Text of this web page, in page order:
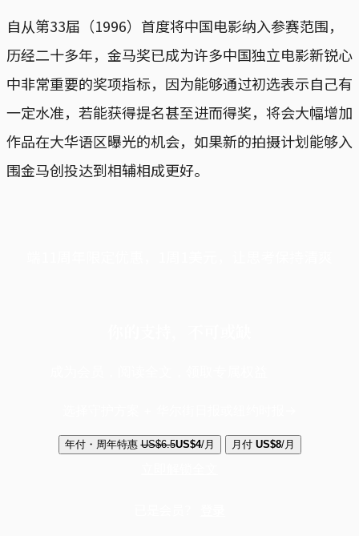
自从第33届（1996）首度将中国电影纳入参赛范围，
历经二十多年，金马奖已成为许多中国独立电影新锐心
中非常重要的奖项指标，因为能够通过初选表示自己有
一定水准，若能获得提名甚至进而得奖，将会大幅增加
作品在大华语区曝光的机会，如果新的拍摄计划能够入
围金马创投达到相辅相成更好。
年付・周年特惠 US$6.5US$4/月 月付 US$8/月